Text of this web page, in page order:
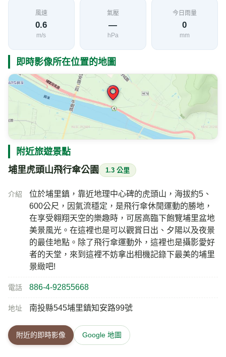
風速
0.6
m/s
氣壓
—
hPa
今日雨量
0
mm
即時影像所在位置的地圖
附近旅遊景點
埔里虎頭山飛行傘公園 1.3 公里
介紹
位於埔里鎮，靠近地理中心碑的虎頭山，海拔約5、
600公尺，因氣流穩定，是飛行傘休閒運動的勝地，
在享受翱翔天空的樂趣時，可居高臨下飽覽埔里盆地
美景風光。在這裡也是可以觀賞日出、夕陽以及夜景
的最佳地點。除了飛行傘運動外，這裡也是攝影愛好
者的天堂，來到這裡不妨拿出相機記錄下最美的埔里
景緻吧!
電話 886-4-92855668
地址 南投縣545埔里鎮知安路99號
附近的即時影像 Google 地圖